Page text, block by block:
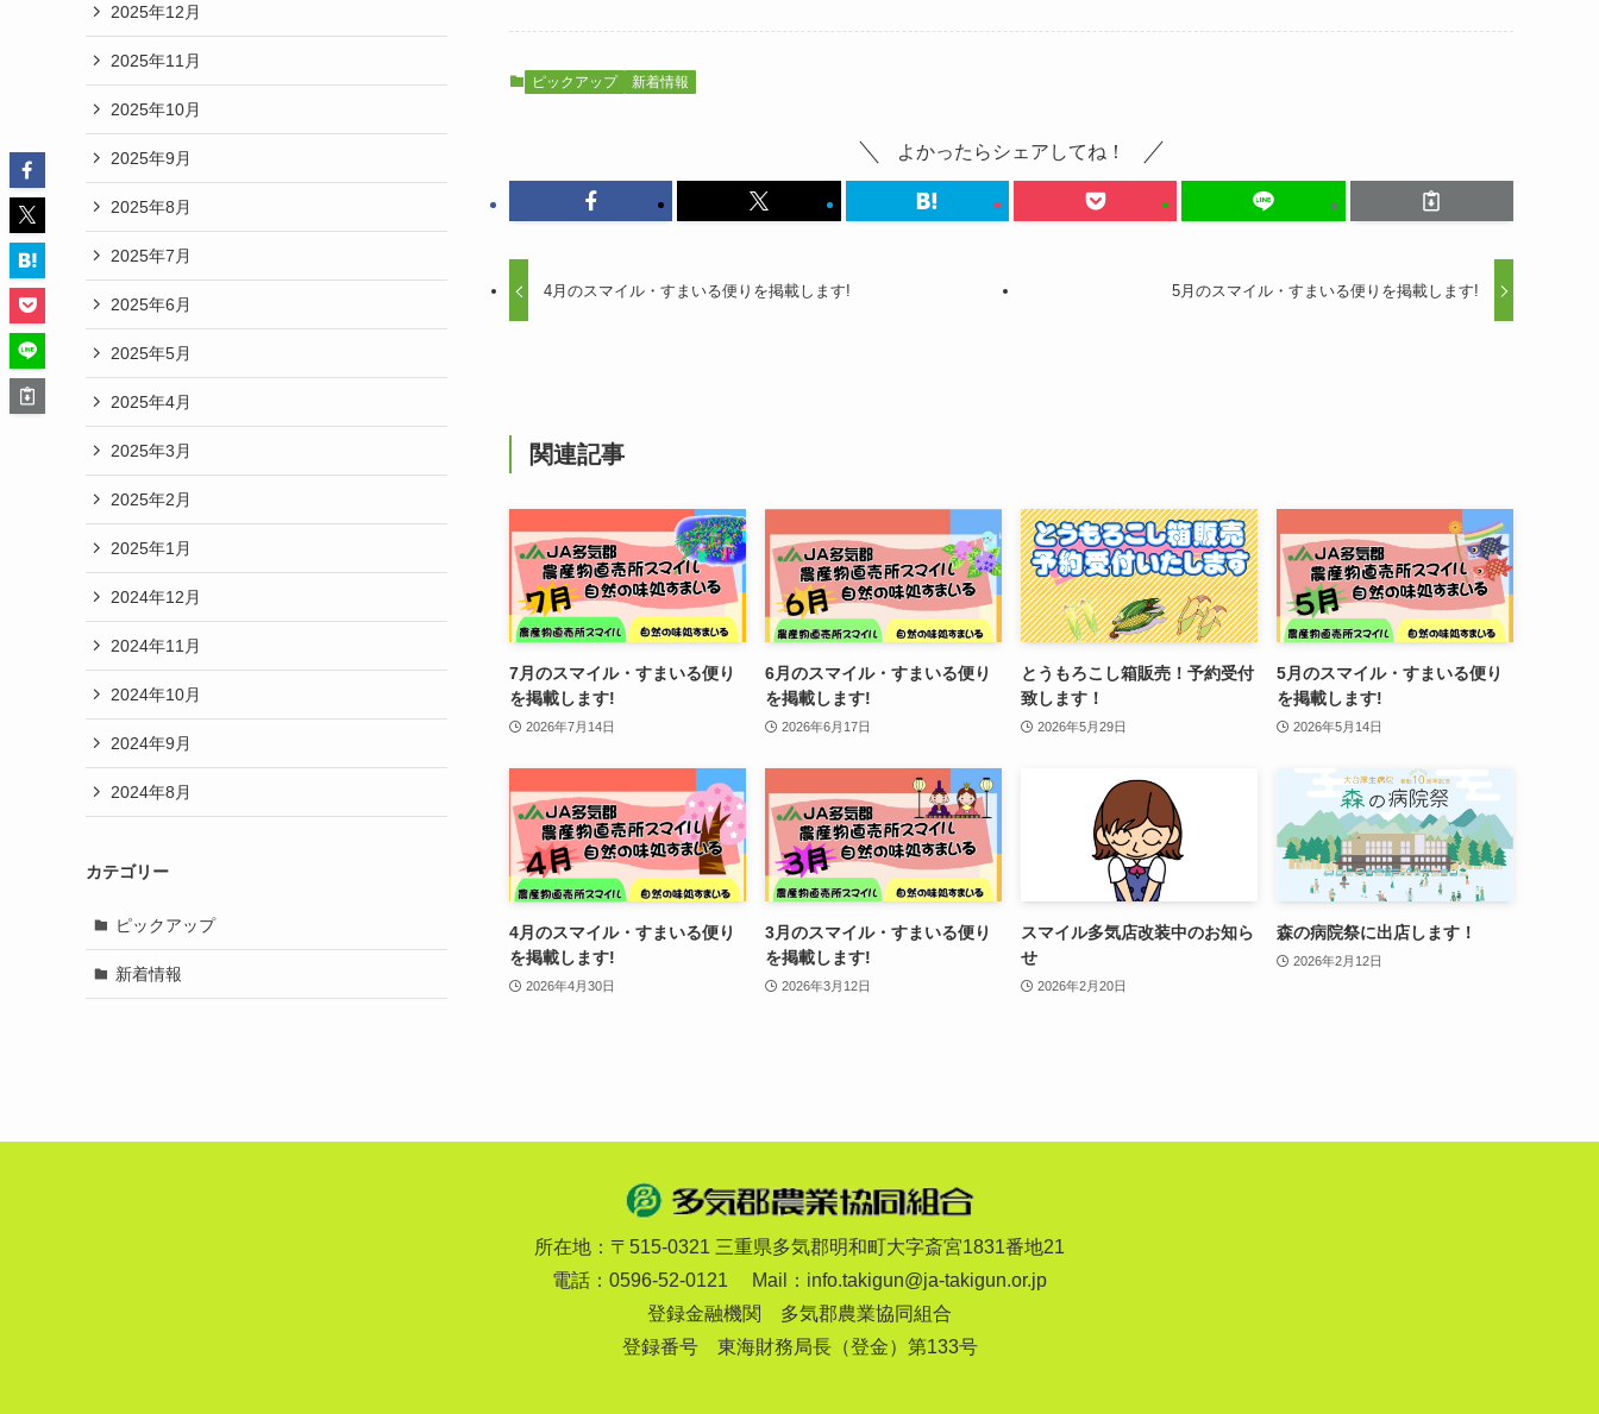
ピックアップ 新着情報
よかったらシェアしてね！
4月のスマイル・すまいる便りを掲載します! 5月のスマイル・すまいる便りを掲載します!
関連記事
7月のスマイル・すまいる便り
を掲載します!
2026年7月14日
6月のスマイル・すまいる便り
を掲載します!
2026年6月17日
とうもろこし箱販売！予約受付
致します！
2026年5月29日
5月のスマイル・すまいる便り
を掲載します!
2026年5月14日
4月のスマイル・すまいる便り
を掲載します!
2026年4月30日
3月のスマイル・すまいる便り
を掲載します!
2026年3月12日
スマイル多気店改装中のお知ら
せ
2026年2月20日
森の病院祭に出店します！
2026年2月12日
2025年12月
2025年11月
2025年10月
2025年9月
2025年8月
2025年7月
2025年6月
2025年5月
2025年4月
2025年3月
2025年2月
2025年1月
2024年12月
2024年11月
2024年10月
2024年9月
2024年8月
カテゴリー
ピックアップ
新着情報
所在地：〒515-0321 三重県多気郡明和町大字斎宮1831番地21
電話：0596-52-0121 Mail： info.takigun@ja-takigun.or.jp
登録金融機関 多気郡農業協同組合
登録番号 東海財務局長（登金）第133号